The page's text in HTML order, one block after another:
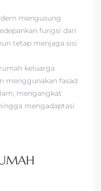
mengusung
fungsi dari
tetap menjaga sisi
keluarga
menggunakan fasad
mengangkat
mengadaptasi